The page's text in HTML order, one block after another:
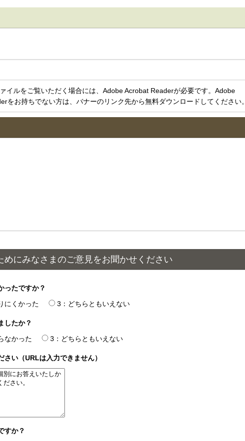
イルをご覧いただく場合には、Adobe Acrobat Readerが必要です。Adobe
をお持ちでない方は、バナーのリンク先から無料ダウンロードしてください。
めにみなさまのご意見をお聞かせください
ったですか？
にくかった 3：どちらともいえない
したか？
なかった 3：どちらともいえない
い（URLは入力できません）
すか？